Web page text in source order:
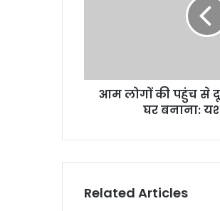
आ
यशपाल
आम लोगों की पहुंच से
घर बनाना:
Related Articles